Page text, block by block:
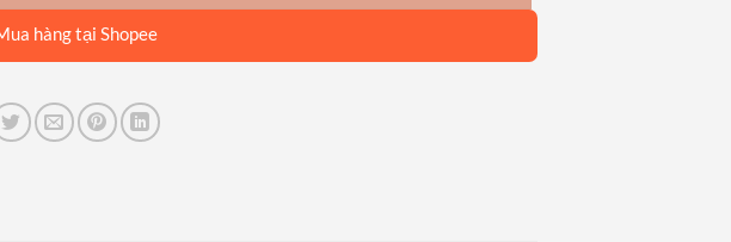
hàng tại Shopee